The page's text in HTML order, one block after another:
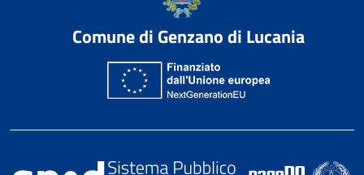
Comune di Genzano di Lucania